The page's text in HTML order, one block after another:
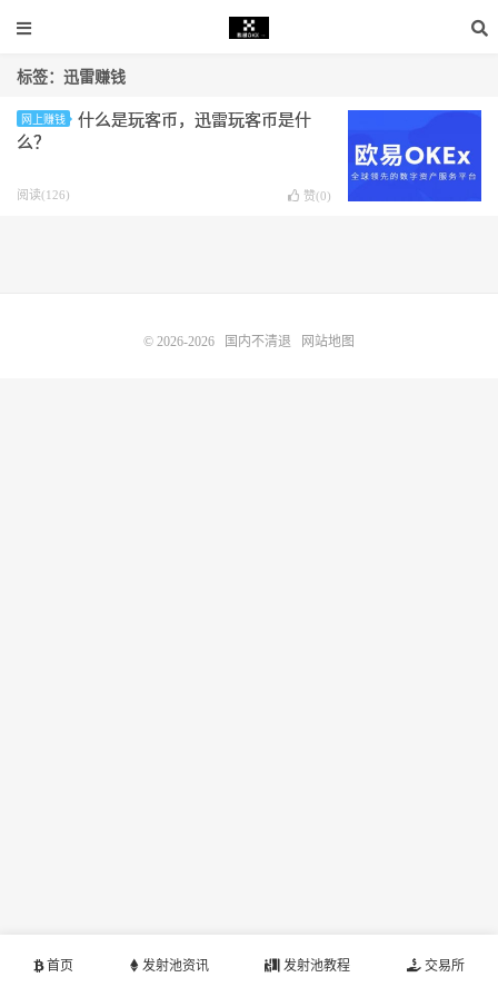
标签：迅雷赚钱
网上赚钱
什么是玩客币，迅雷玩客币是什
么？
阅读(126) 赞(0)
首页 发射池资讯 发射池教程 交易所
© 2026-2026 国内不清退 网站地图